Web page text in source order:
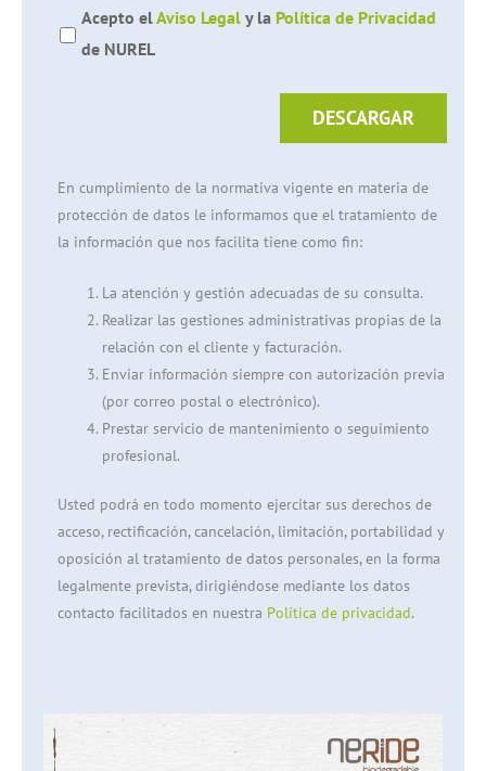
Acepto elAviso Legal y la Política de Privacidad
de NUREL
DESCARGAR
En cumplimiento de la normativa vigente en materia de
protección de datos le informamos que el tratamiento de
la información que nos facilita tiene como fin:
La atención y gestión adecuadas de su consulta.
Realizar las gestiones administrativas propias de la
relación con el cliente y facturación.
Enviar información siempre con autorización previa
(por correo postal o electrónico).
Prestar servicio de mantenimiento o seguimiento
profesional.
Usted podrá en todo momento ejercitar sus derechos de
acceso, rectificación, cancelación, limitación, portabilidad y
oposición al tratamiento de datos personales, en la forma
legalmente prevista, dirigiéndose mediante los datos
contacto facilitados en nuestra Política de privacidad.